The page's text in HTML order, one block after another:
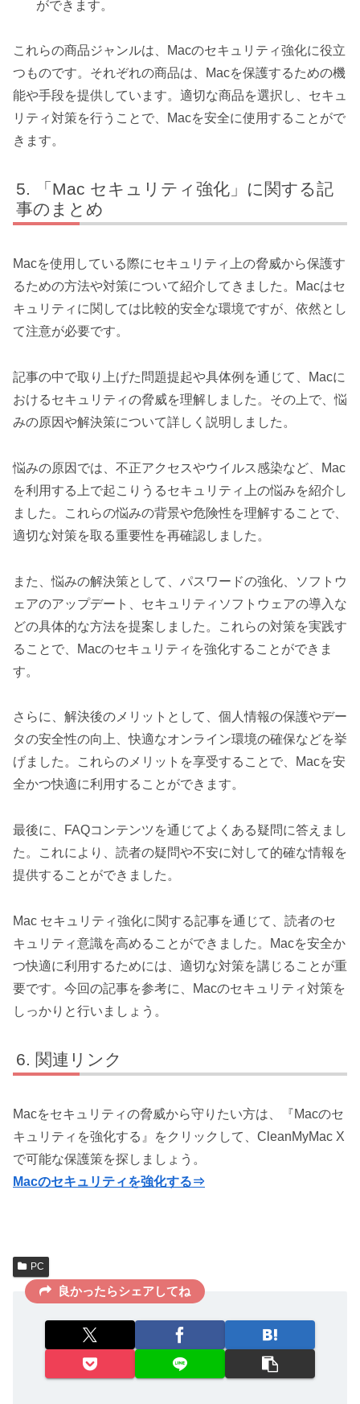
ができます。
これらの商品ジャンルは、Macのセキュリティ強化に役立
つものです。それぞれの商品は、Macを保護するための機
能や手段を提供しています。適切な商品を選択し、セキュ
リティ対策を行うことで、Macを安全に使用することがで
きます。
「Mac セキュリティ強化」に関する記
事のまとめ
Macを使用している際にセキュリティ上の脅威から保護す
るための方法や対策について紹介してきました。Macはセ
キュリティに関しては比較的安全な環境ですが、依然とし
て注意が必要です。
記事の中で取り上げた問題提起や具体例を通じて、Macに
おけるセキュリティの脅威を理解しました。その上で、悩
みの原因や解決策について詳しく説明しました。
悩みの原因では、不正アクセスやウイルス感染など、Mac
を利用する上で起こりうるセキュリティ上の悩みを紹介し
ました。これらの悩みの背景や危険性を理解することで、
適切な対策を取る重要性を再確認しました。
また、悩みの解決策として、パスワードの強化、ソフトウ
ェアのアップデート、セキュリティソフトウェアの導入な
どの具体的な方法を提案しました。これらの対策を実践す
ることで、Macのセキュリティを強化することができま
す。
さらに、解決後のメリットとして、個人情報の保護やデー
タの安全性の向上、快適なオンライン環境の確保などを挙
げました。これらのメリットを享受することで、Macを安
全かつ快適に利用することができます。
最後に、FAQコンテンツを通じてよくある疑問に答えまし
た。これにより、読者の疑問や不安に対して的確な情報を
提供することができました。
Mac セキュリティ強化に関する記事を通じて、読者のセ
キュリティ意識を高めることができました。Macを安全か
つ快適に利用するためには、適切な対策を講じることが重
要です。今回の記事を参考に、Macのセキュリティ対策を
しっかりと行いましょう。
関連リンク
Macをセキュリティの脅威から守りたい方は、『Macのセ
キュリティを強化する』をクリックして、CleanMyMac X
で可能な保護策を探しましょう。
Macのセキュリティを強化する⇒
PC
良かったらシェアしてね